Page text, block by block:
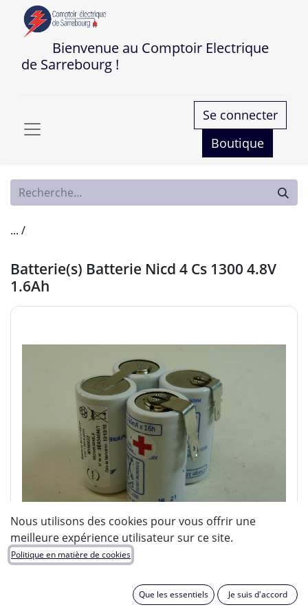
Bienvenue au Comptoir Electrique
de Sarrebourg !
Se connecter
Boutique
... /
Batterie(s) Batterie Nicd 4 Cs 1300 4.8V
1.6Ah
Nous utilisons des cookies pour vous offrir une
meilleure expérience utilisateur sur ce site.
Politique en matière de cookies
Que les essentiels Je suis d'accord